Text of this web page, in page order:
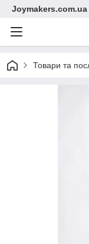
Joymakers.com.ua
Товари та